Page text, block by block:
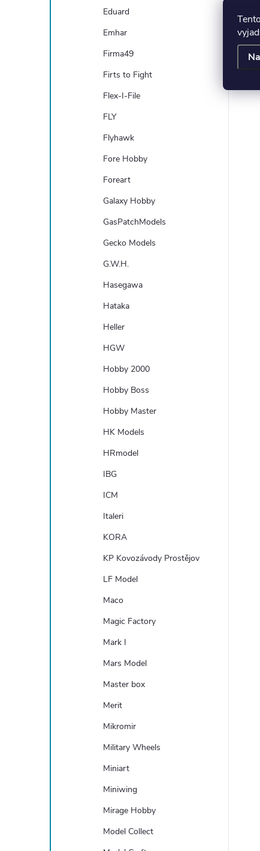
Eduard
Emhar
Firma49
Firts to Fight
Flex-I-File
FLY
Flyhawk
Fore Hobby
Foreart
Galaxy Hobby
GasPatchModels
Gecko Models
G.W.H.
Hasegawa
Hataka
Heller
HGW
Hobby 2000
Hobby Boss
Hobby Master
HK Models
HRmodel
IBG
ICM
Italeri
KORA
KP Kovozávody Prostějov
LF Model
Maco
Magic Factory
Mark I
Mars Model
Master box
Merit
Mikromir
Military Wheels
Miniart
Miniwing
Mirage Hobby
Model Collect